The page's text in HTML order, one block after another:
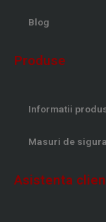
Blog
Produse
Informatii
Masuri de
Asistenta